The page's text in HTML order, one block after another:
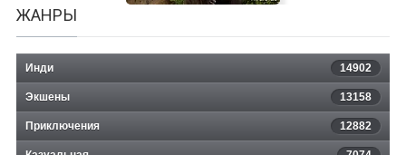
ЖАНРЫ
Инди 14902
Экшены 13158
Приключения 12882